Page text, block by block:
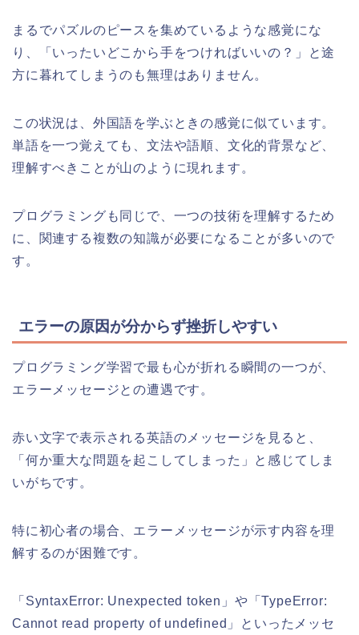
まるでパズルのピースを集めているような感覚にな
り、「いったいどこから手をつければいいの？」と途
方に暮れてしまうのも無理はありません。
この状況は、外国語を学ぶときの感覚に似ています。
単語を一つ覚えても、文法や語順、文化的背景など、
理解すべきことが山のように現れます。
プログラミングも同じで、一つの技術を理解するため
に、関連する複数の知識が必要になることが多いので
す。
エラーの原因が分からず挫折しやすい
プログラミング学習で最も心が折れる瞬間の一つが、
エラーメッセージとの遭遇です。
赤い文字で表示される英語のメッセージを見ると、
「何か重大な問題を起こしてしまった」と感じてしま
いがちです。
特に初心者の場合、エラーメッセージが示す内容を理
解するのが困難です。
「SyntaxError: Unexpected token」や「TypeError:
Cannot read property of undefined」といったメッセ